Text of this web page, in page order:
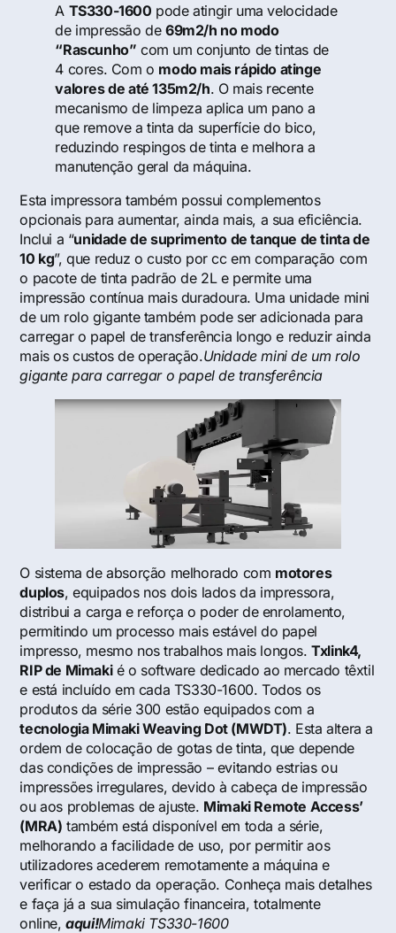
A TS330-1600 pode atingir uma velocidade
de impressão de69m2/h no modo
“Rascunho” com um conjunto de tintas de
4 cores. Com o modo mais rápido atinge
valores de até 135m2/h. O mais recente
mecanismo de limpeza aplica um pano a
que remove a tinta da superfície do bico,
reduzindo respingos de tinta e melhora a
manutenção geral da máquina.
Esta impressora também possui complementos
opcionais para aumentar, ainda mais, a sua eficiência.
Inclui a “unidade de suprimento de tanque de tinta de
10 kg”, que reduz o custo por cc em comparação com
o pacote de tinta padrão de 2L e permite uma
impressão contínua mais duradoura. Uma unidade mini
de um rolo gigante também pode ser adicionada para
carregar o papel de transferência longo e reduzir ainda
mais os custos de operação.Unidade mini de um rolo
gigante para carregar o papel de transferência
O sistema de absorção melhorado com motores
duplos, equipados nos dois lados da impressora,
distribui a carga e reforça o poder de enrolamento,
permitindo um processo mais estável do papel
impresso, mesmo nos trabalhos mais longos.Txlink4,
RIP de Mimakié o software dedicado ao mercado têxtil
e está incluído em cada TS330-1600. Todos os
produtos da série 300 estão equipados com a
tecnologia Mimaki Weaving Dot (MWDT). Esta altera a
ordem de colocação de gotas de tinta, que depende
das condições de impressão – evitando estrias ou
impressões irregulares, devido à cabeça de impressão
ou aos problemas de ajuste. Mimaki Remote Access’
(MRA) também está disponível em toda a série,
melhorando a facilidade de uso, por permitir aos
utilizadores acederem remotamente a máquina e
verificar o estado da operação. Conheça mais detalhes
e faça já a sua simulação financeira, totalmente
online,aqui!Mimaki TS330-1600